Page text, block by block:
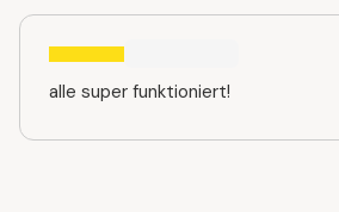
alle super funktioniert!